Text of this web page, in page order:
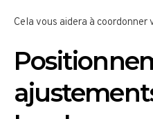
Cela vous aidera à